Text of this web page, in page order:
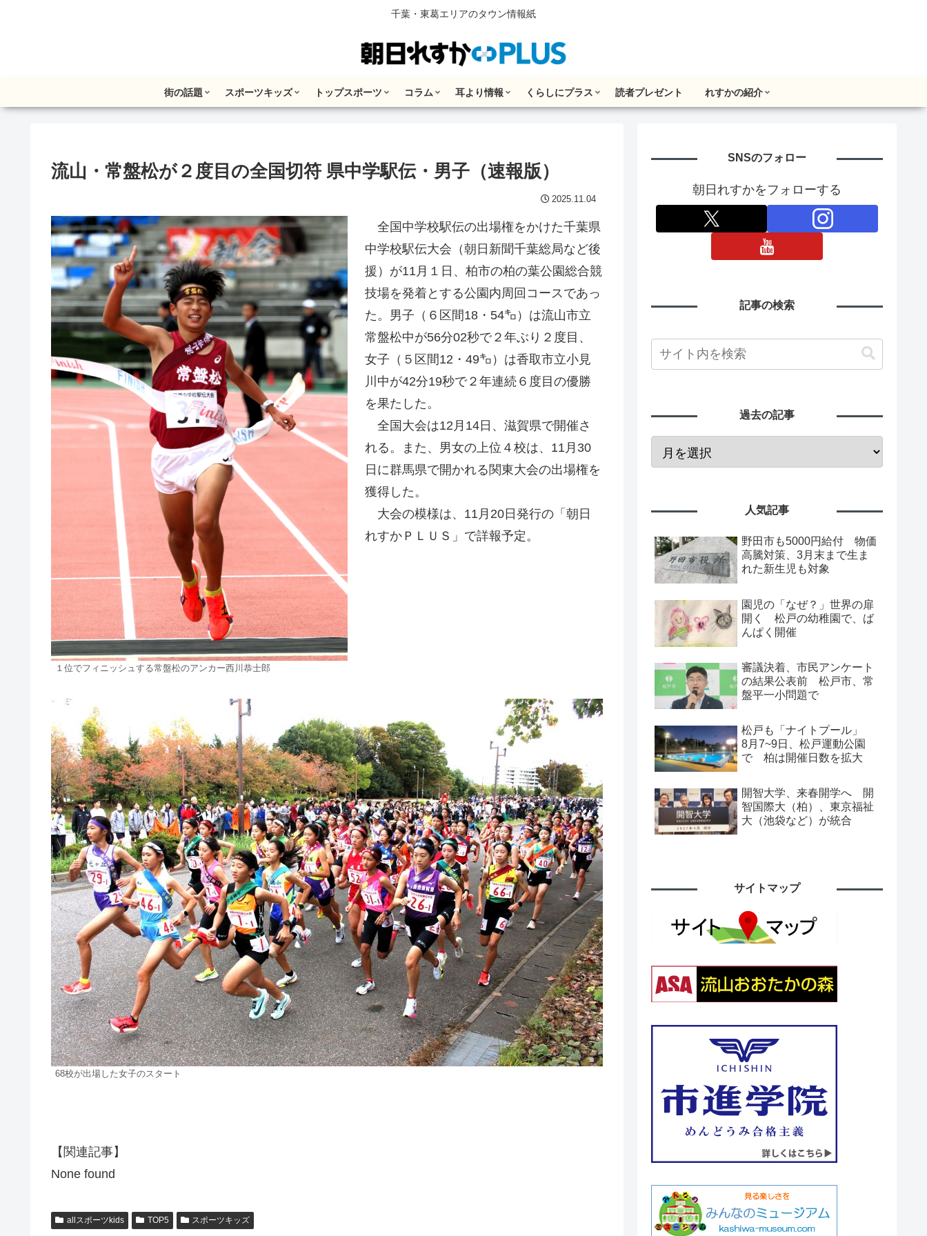
千葉・東葛エリアのタウン情報紙
街の話題 スポーツキッズ トップスポーツ コラム 耳より情報 くらしにプラス 読者プレゼント れすかの紹介
流山・常盤松が２度目の全国切符 県中学駅伝・男子（速報版）
2025.11.04
１位でフィニッシュする常盤松のアンカー西川恭士郎
全国中学校駅伝の出場権をかけた千葉県
中学校駅伝大会（朝日新聞千葉総局など後
援）が11月１日、柏市の柏の葉公園総合競
技場を発着とする公園内周回コースであっ
た。男子（６区間18・54㌔）は流山市立
常盤松中が56分02秒で２年ぶり２度目、
女子（５区間12・49㌔）は香取市立小見
川中が42分19秒で２年連続６度目の優勝
を果たした。
全国大会は12月14日、滋賀県で開催さ
れる。また、男女の上位４校は、11月30
日に群馬県で開かれる関東大会の出場権を
獲得した。
大会の模様は、11月20日発行の「朝日
れすかＰＬＵＳ」で詳報予定。
68校が出場した女子のスタート
【関連記事】
None found
allスポーツkids TOP5 スポーツキッズ
SNSのフォロー
朝日れすかをフォローする
記事の検索
過去の記事
人気記事
野田市も5000円給付 物価
高騰対策、3月末まで生ま
れた新生児も対象
園児の「なぜ？」世界の扉
開く 松戸の幼稚園で、ば
んぱく開催
審議決着、市民アンケート
の結果公表前 松戸市、常
盤平一小問題で
松戸も「ナイトプール」
8月7~9日、松戸運動公園
で 柏は開催日数を拡大
開智大学、来春開学へ 開
智国際大（柏）、東京福祉
大（池袋など）が統合
サイトマップ